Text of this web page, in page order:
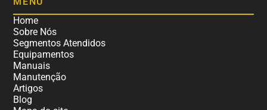
Home
Sobre Nós
Segmentos Atendidos
Equipamentos
Manuais
Manutenção
Artigos
Blog